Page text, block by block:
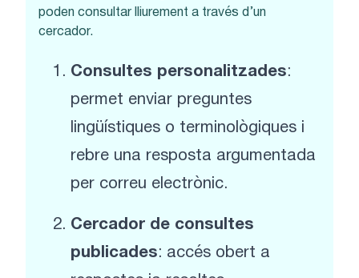
poden consultar lliurement a través d’un
cercador.
Consultes personalitzades:
permet enviar preguntes
lingüístiques o terminològiques i
rebre una resposta argumentada
per correu electrònic.
Cercador de consultes
publicades: accés obert a